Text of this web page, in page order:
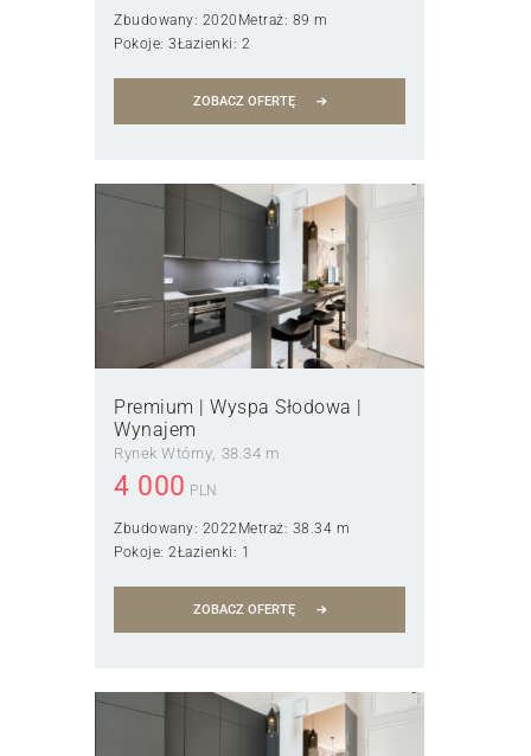
Zbudowany: 2020 Metraż: 89 m
Pokoje: 3Łazienki: 2
ZOBACZ OFERTĘ
Premium | Wyspa Słodowa |
Wynajem
Rynek Wtórny 38.34 m
4 000 PLN
Zbudowany: 2022 Metraż: 38.34 m
Pokoje: 2Łazienki: 1
ZOBACZ OFERTĘ